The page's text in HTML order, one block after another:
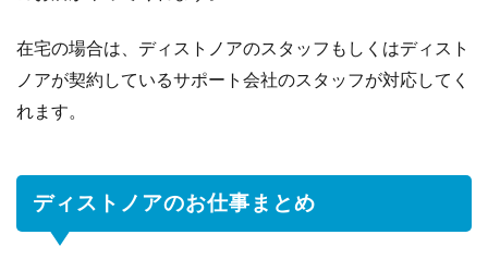
在宅の場合は、ディストノアのスタッフもしくはディスト
ノアが契約しているサポート会社のスタッフが対応してく
れます。
ディストノアのお仕事まとめ